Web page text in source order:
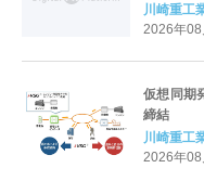
川崎重工
2026年
仮想同期
締結
川崎重工
2026年